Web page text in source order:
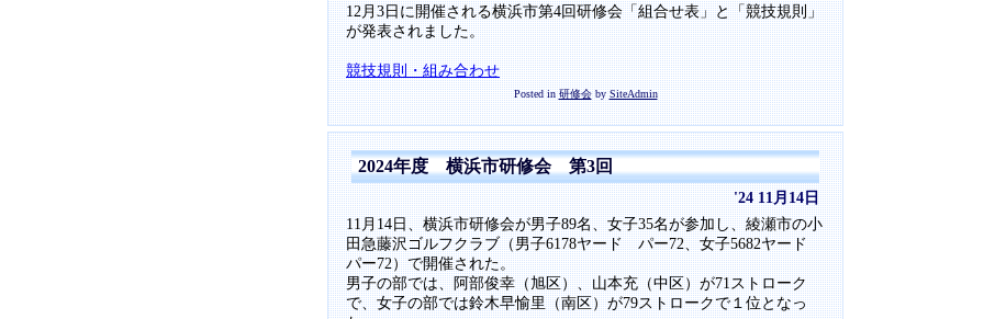
12月3日に開催される横浜市第4回研修会「組合せ表」と「競技規則」
が発表されました。
競技規則・組み合わせ
Posted in研修会bySiteAdmin
2024年度 横浜市研修会 第3回
'24 11月14日
11月14日、横浜市研修会が男子89名、女子35名が参加し、綾瀬市の小
田急藤沢ゴルフクラブ（男子6178ヤード パー72、女子5682ヤード
パー72）で開催された。
男子の部では、阿部俊幸（旭区）、山本充（中区）が71ストローク
で、女子の部では鈴木早愉里（南区）が79ストロークで１位となっ